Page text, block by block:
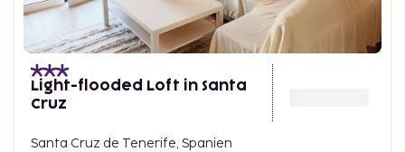
Light-flooded Loft in Santa
Cruz
Santa Cruz de Tenerife, Spanien